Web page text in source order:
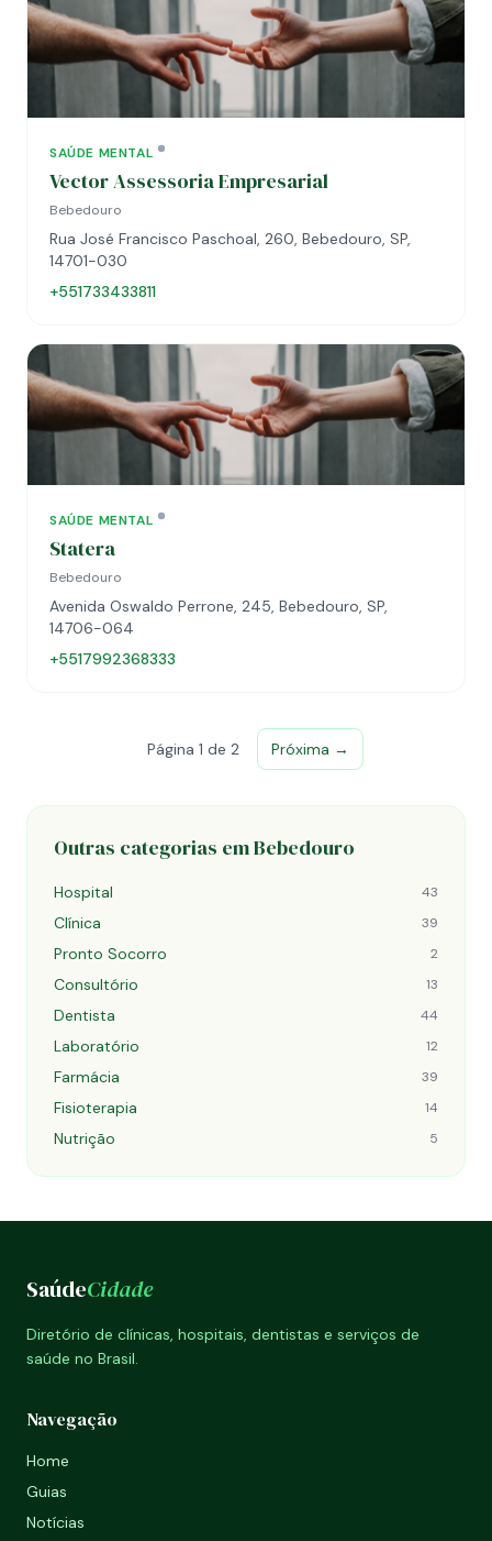
SAÚDE MENTAL
Vector Assessoria Empresarial
Bebedouro
Rua José Francisco Paschoal, 260, Bebedouro, SP,
14701-030
+551733433811
SAÚDE MENTAL
Statera
Bebedouro
Avenida Oswaldo Perrone, 245, Bebedouro, SP,
14706-064
+5517992368333
Página 1 de 2 Próxima →
Outras categorias em Bebedouro
Hospital 43
Clínica 39
Pronto Socorro 2
Consultório 13
Dentista 44
Laboratório 12
Farmácia 39
Fisioterapia 14
Nutrição 5
SaúdeCidade
Diretório de clínicas, hospitais, dentistas e serviços de
saúde no Brasil.
Navegação
Home
Guias
Notícias